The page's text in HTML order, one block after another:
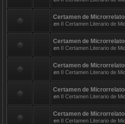
Certamen de
en II Certamen Literario de
Certamen de
en II Certamen Literario de
Certamen de
en II Certamen Literario de
Certamen de
en II Certamen Literario de
Certamen de
en II Certamen Literario de